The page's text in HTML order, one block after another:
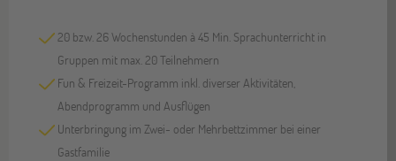
20 bzw. 26 Wochenstunden à 45 Min. Sprachunterricht in
Gruppen mit max. 20 Teilnehmern
Fun & Freizeit-Programm inkl. diverser Aktivitäten,
Abendprogramm und Ausflügen
Unterbringung im Zwei- oder Mehrbettzimmer bei einer
Gastfamilie